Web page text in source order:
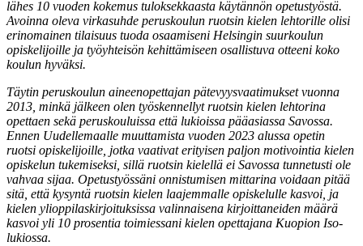
lähes 10 vuoden kokemus tuloksekkaasta käytännön opetustyöstä.
Avoinna oleva virkasuhde peruskoulun ruotsin kielen lehtorille olisi
erinomainen tilaisuus tuoda osaamiseni Helsingin suurkoulun
opiskelijoille ja työyhteisön kehittämiseen osallistuva otteeni koko
koulun hyväksi.
Täytin peruskoulun aineenopettajan pätevyysvaatimukset vuonna
2013, minkä jälkeen olen työskennellyt ruotsin kielen lehtorina
opettaen sekä peruskouluissa että lukioissa pääasiassa Savossa.
Ennen Uudellemaalle muuttamista vuoden 2023 alussa opetin
ruotsi opiskelijoille, jotka vaativat erityisen paljon motivointia kielen
opiskelun tukemiseksi, sillä ruotsin kielellä ei Savossa tunnetusti ole
vahvaa sijaa. Opetustyössäni onnistumisen mittarina voidaan pitää
sitä, että kysyntä ruotsin kielen laajemmalle opiskelulle kasvoi, ja
kielen ylioppilaskirjoituksissa valinnaisena kirjoittaneiden määrä
kasvoi yli 10 prosentia toimiessani kielen opettajana Kuopion Iso-
lukiossa.